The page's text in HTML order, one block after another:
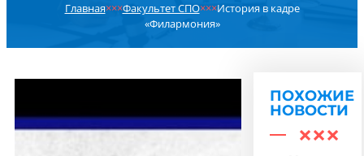
ДОПОБРАЗОВАНИЕ
РЕЗУЛЬТАТ ПОИСКА:
Главная×××Факультет СПО×××История в кадре
«Филармония»
ПОХОЖИЕ
НОВОСТИ